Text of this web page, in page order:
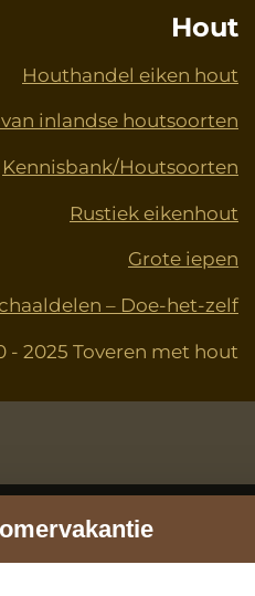
Hout
Houthandel eiken hout
inlandse houtsoorten
Kennisbank/Houtsoorten
Rustiek eikenhout
Grote iepen
– Doe-het-zelf
- 2025 Toveren met hout